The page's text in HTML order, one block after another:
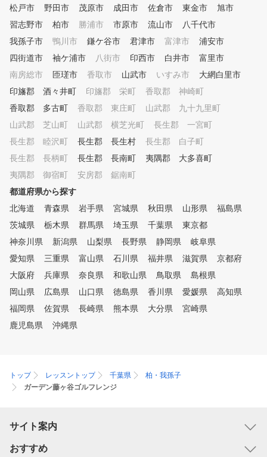
松戸市
野田市 茂原市 成田市 佐倉市 東金市
旭市
習志野市
柏市 勝浦市 市原市 流山市
八千代市
我孫子市
鴨川市 鎌ケ谷市 君津市 富津市
浦安市
四街道市
袖ケ浦市 八街市 印西市 白井市
富里市
南房総市
匝瑳市 香取市 山武市 いすみ市
大網白里市
印旛郡 酒々井町
印旛郡 栄町
香取郡 神崎町
香取郡 多古町
香取郡 東庄町
山武郡 九十九里町
山武郡 芝山町
山武郡 横芝光町
長生郡 一宮町
長生郡 睦沢町
長生郡 長生村
長生郡 白子町
長生郡 長柄町
長生郡 長南町
夷隅郡 大多喜町
夷隅郡 御宿町
安房郡 鋸南町
都道府県から探す
北海道
青森県 岩手県 宮城県 秋田県 山形県
福島県
茨城県
栃木県 群馬県 埼玉県 千葉県
東京都
神奈川県
新潟県 山梨県 長野県 静岡県
岐阜県
愛知県
三重県 富山県 石川県 福井県 滋賀県
京都府
大阪府
兵庫県 奈良県 和歌山県 鳥取県
島根県
岡山県
広島県 山口県 徳島県 香川県 愛媛県
高知県
福岡県
佐賀県 長崎県 熊本県 大分県
宮崎県
鹿児島県
沖縄県
トップ レッスントップ 千葉県
柏・我孫子
ガーデン藤ヶ谷ゴルフレンジ
サイト案内
おすすめ